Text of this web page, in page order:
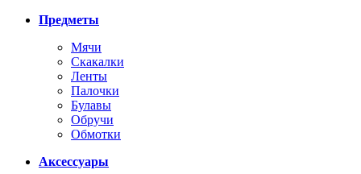
Предметы
Мячи
Скакалки
Ленты
Палочки
Булавы
Обручи
Обмотки
Аксессуары